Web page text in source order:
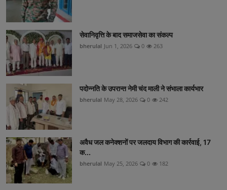
सेवानिवृत्ति के बाद समाजसेवा का संकल्प
bherulal Jun 1, 2026 0 263
पदोन्नति के उपरान्त नेमी चंद माली ने संभाला कार्यभार
bherulal May 28, 2026 0 242
अवैध जल कनेक्शनों पर जलदाय विभाग की कार्रवाई, 17
क...
bherulal May 25, 2026 0 182